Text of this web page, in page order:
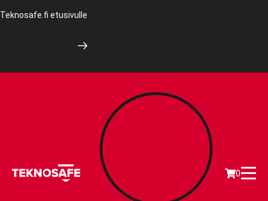
Teknosafe.fi etusivulle
0